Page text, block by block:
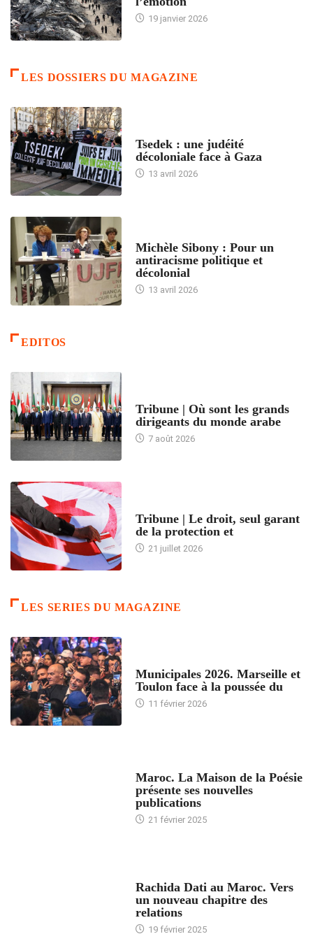
19 janvier 2026
LES DOSSIERS DU MAGAZINE
Tsedek : une judéité
décoloniale face à Gaza
13 avril 2026
Michèle Sibony : Pour un
antiracisme politique et
décolonial
13 avril 2026
EDITOS
Tribune | Où sont les grands
dirigeants du monde arabe
7 août 2026
Tribune | Le droit, seul garant
de la protection et
21 juillet 2026
LES SERIES DU MAGAZINE
Municipales 2026. Marseille et
Toulon face à la poussée du
11 février 2026
Maroc. La Maison de la Poésie
présente ses nouvelles
publications
21 février 2025
Rachida Dati au Maroc. Vers
un nouveau chapitre des
relations
19 février 2025